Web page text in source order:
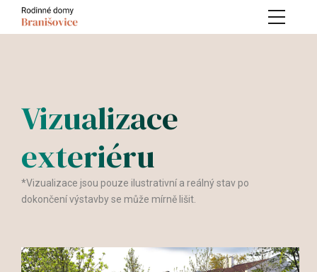
Vizualizace
exteriéru
*Vizualizace jsou pouze ilustrativní a reálný stav po
dokončení výstavby se může mírně lišit.